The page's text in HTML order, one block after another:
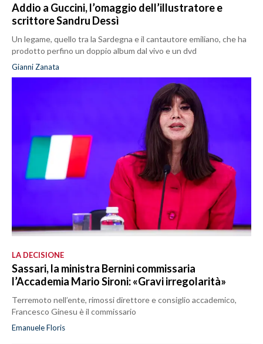
Addio a Guccini, l’omaggio dell’illustratore e
scrittore Sandru Dessì
Un legame, quello tra la Sardegna e il cantautore emiliano, che ha
prodotto perfino un doppio album dal vivo e un dvd
Gianni Zanata
LA DECISIONE
Sassari, la ministra Bernini commissaria
l’Accademia Mario Sironi: «Gravi irregolarità»
Terremoto nell’ente, rimossi direttore e consiglio accademico,
Francesco Ginesu è il commissario
Emanuele Floris